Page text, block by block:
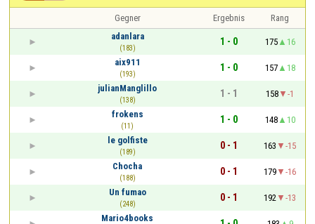
Gegner Ergebnis
Rang
adanlara
(183)
1 - 0 175
16
aix911
(193)
1 - 0 157
18
julianManglillo
(138)
1 - 1 158
-1
frokens
(11)
1 - 0 148
10
le golfiste
(189)
0 - 1 163
-15
Chocha
(188)
0 - 1 179
-16
Un fumao
(248)
0 - 1 192
-13
Mario4books